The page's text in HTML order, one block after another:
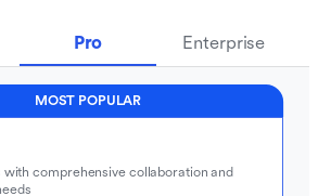
Pro Enterprise
MOST POPULAR
with comprehensive collaboration and